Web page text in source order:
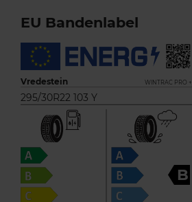
EU Bandenlabel
Vredestein WINTRAC PRO +
295/30R22 103 Y
B